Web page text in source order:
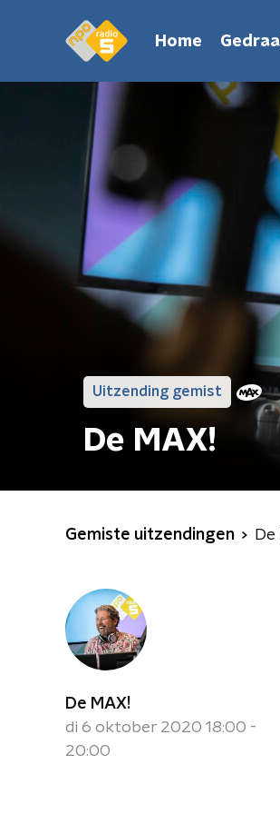
Home
Uitzending gemist
De MAX!
Gemiste uitzendingen De
De MAX!
di 6 oktober 2020 18:00 -
20:00